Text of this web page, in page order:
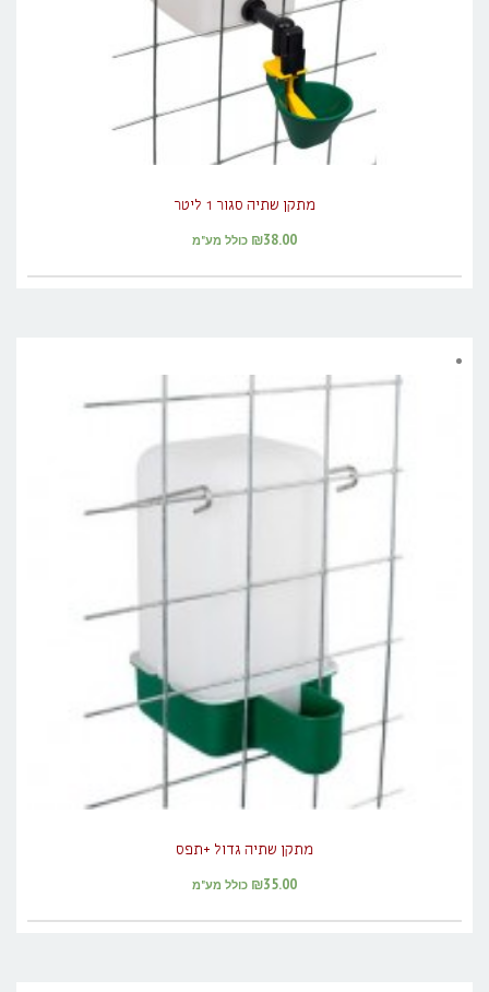
מתקן שתיה סגור 1 ליטר
₪38.00 כולל מע"מ
מתקן שתיה גדול +תפס
₪35.00 כולל מע"מ